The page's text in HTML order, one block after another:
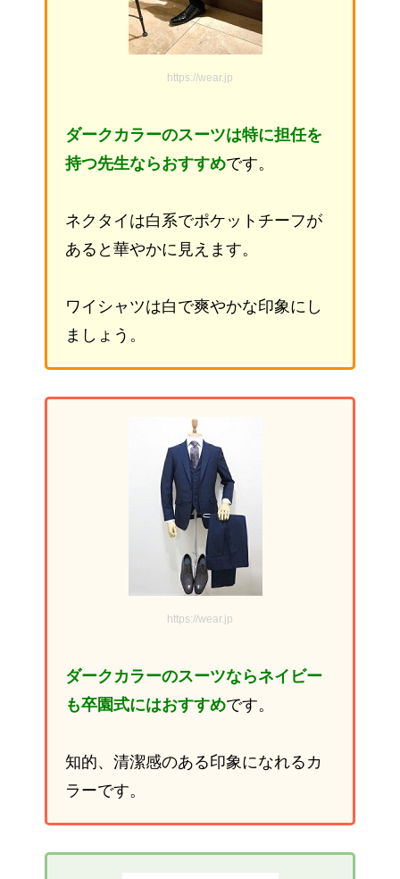
https://wear.jp
ダークカラーのスーツは特に担任を
持つ先生ならおすすめです。
ネクタイは白系でポケットチーフが
あると華やかに見えます。
ワイシャツは白で爽やかな印象にし
ましょう。
https://wear.jp
ダークカラーのスーツならネイビー
も卒園式にはおすすめです。
知的、清潔感のある印象になれるカ
ラーです。